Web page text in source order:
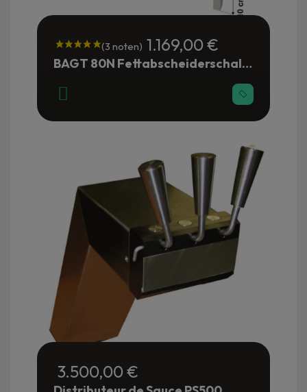
1.169,00 €
BAGT 80N Fettabscheiderschale Restaurant und Industrie 120 Sitzplätze
3.500,00 €